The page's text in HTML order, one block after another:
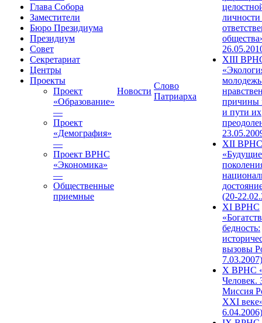
Глава Собора
Заместители
Бюро Президиума
Президиум
Совет
Секретариат
Центры
Проекты
Проект
«Образование»
—
Проект
«Демография»
—
Проект ВРНС
«Экономика»
—
Общественные
приемные
Новости
Слово
Патриарха
XIII
причины
и пути их
XII ВРНС
«Будущие
(20-
XI ВРНС
бедность:
вызовы
7.03.2007)
X ВРНС
Человек.
Миссия
XXI
6.04.2006)